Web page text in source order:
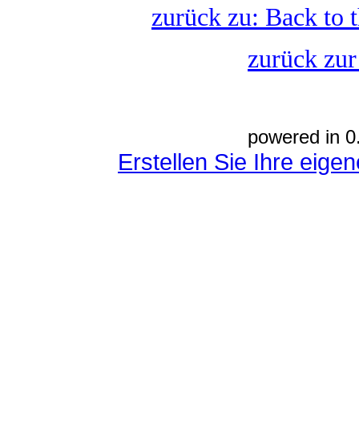
zurück zu: Back to
zurück
powered in
Erstellen Sie Ihre